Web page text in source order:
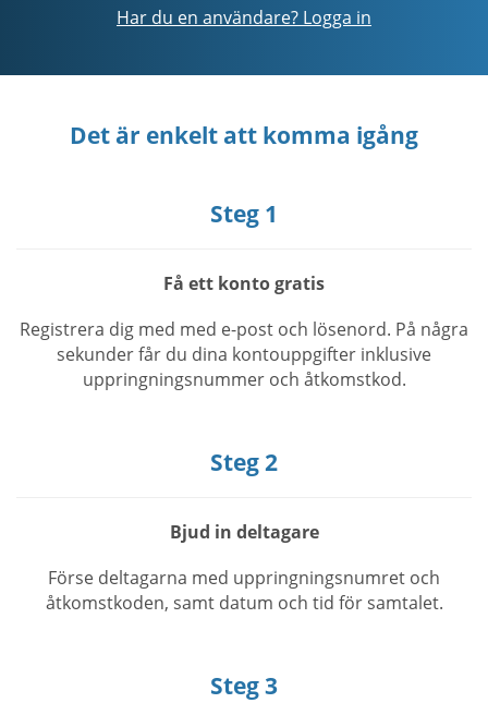
Har du en användare? Logga in
Det är enkelt att komma igång
Steg 1
Få ett konto gratis
Registrera dig med med e-post och lösenord. På några
sekunder får du dina kontouppgifter inklusive
uppringningsnummer och åtkomstkod.
Steg 2
Bjud in deltagare
Förse deltagarna med uppringningsnumret och
åtkomstkoden, samt datum och tid för samtalet.
Steg 3